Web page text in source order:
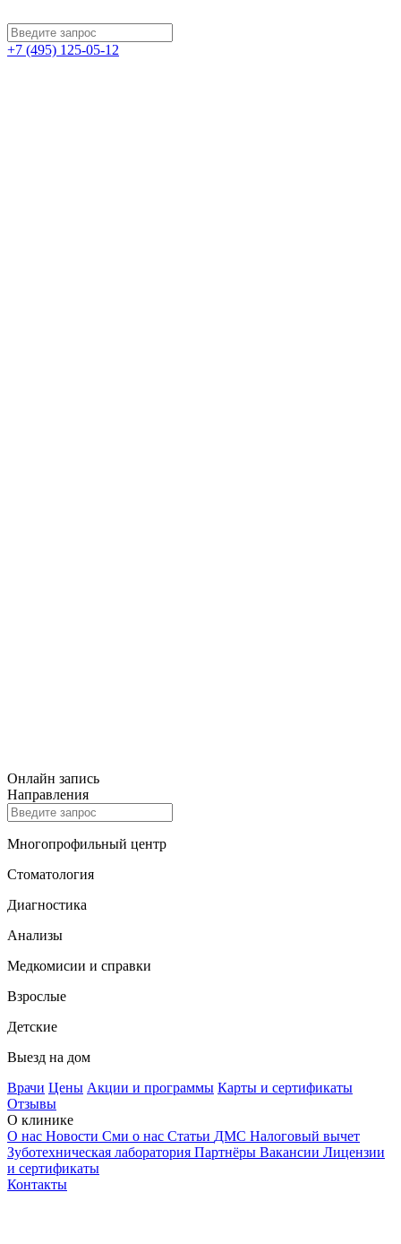
+7 (495) 125-05-12
Онлайн запись
Направления
Многопрофильный центр
Стоматология
Диагностика
Анализы
Медкомисии и справки
Взрослые
Детские
Выезд на дом
Врачи Цены Акции и программы Карты и сертификаты
Отзывы
О клинике
О нас Новости Сми о нас Статьи ДМС Налоговый вычет
Зуботехническая лаборатория Партнёры Вакансии Лицензии
и сертификаты
Контакты